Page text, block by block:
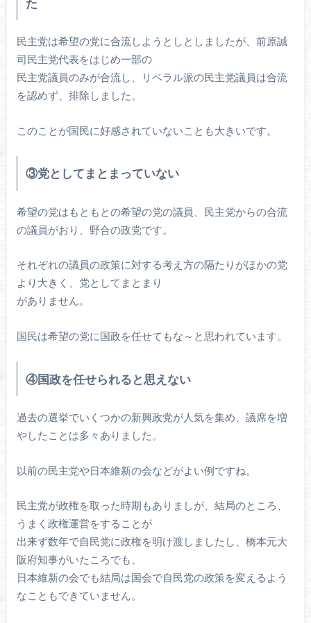
た
民主党は希望の党に合流しようとしとしましたが、前原誠
司民主党代表をはじめ一部の
民主党議員のみが合流し、リベラル派の民主党議員は合流
を認めず、排除しました。
このことが国民に好感されていないことも大きいです。
③党としてまとまっていない
希望の党はもともとの希望の党の議員、民主党からの合流
の議員がおり、野合の政党です。
それぞれの議員の政策に対する考え方の隔たりがほかの党
より大きく、党としてまとまり
がありません。
国民は希望の党に国政を任せてもな～と思われています。
④国政を任せられると思えない
過去の選挙でいくつかの新興政党が人気を集め、議席を増
やしたことは多々ありました。
以前の民主党や日本維新の会などがよい例ですね。
民主党が政権を取った時期もありましが、結局のところ、
うまく政権運営をすることが
出来ず数年で自民党に政権を明け渡しましたし、橋本元大
阪府知事がいたころでも、
日本維新の会でも結局は国会で自民党の政策を変えるよう
なこともできていません。